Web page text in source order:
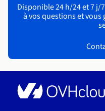
Disponible 24 h/24 et 7
à vos questions et